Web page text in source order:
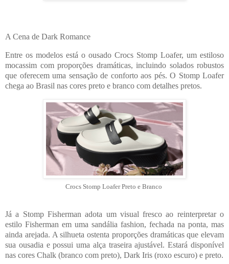
A Cena de Dark Romance
Entre os modelos está o ousado Crocs Stomp Loafer, um estiloso
mocassim com proporções dramáticas, incluindo solados robustos
que oferecem uma sensação de conforto aos pés. O Stomp Loafer
chega ao Brasil nas cores preto e branco com detalhes pretos.
Crocs Stomp Loafer Preto e Branco
Já a Stomp Fishermanadota um visual fresco ao reinterpretar o
estilo Fisherman em uma sandália fashion, fechada na ponta, mas
ainda arejada. A silhueta ostenta proporções dramáticas que elevam
sua ousadia e possui uma alça traseira ajustável. Estará disponível
nas cores Chalk (branco com preto), Dark Iris (roxo escuro) e preto.